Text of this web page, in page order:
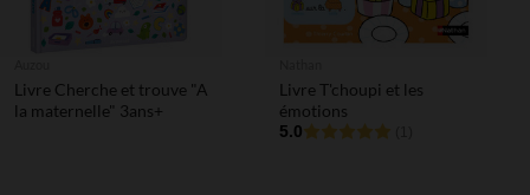
Livre Cherche et trouve "A
la maternelle" 3ans+
Livre T'choupi et les
émotions
5.0